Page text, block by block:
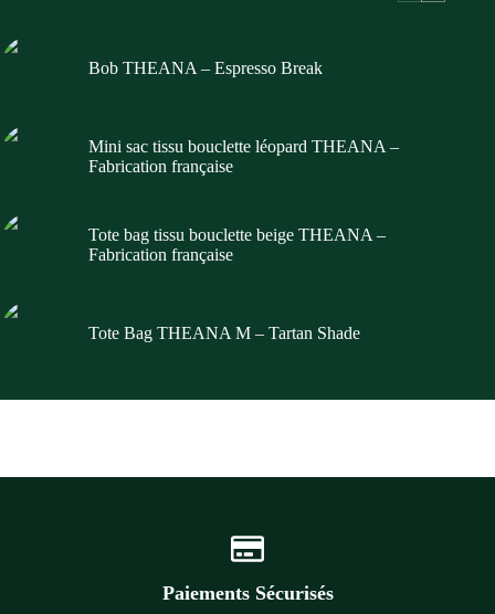
Bob THEANA – Espresso Break
Mini sac tissu bouclette léopard THEANA –
Fabrication française
Tote bag tissu bouclette beige THEANA –
Fabrication française
Tote Bag THEANA M – Tartan Shade
Paiements Sécurisés